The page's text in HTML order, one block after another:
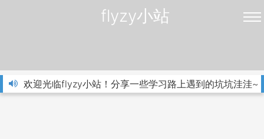
flyzy小站
欢迎光临flyzy小站！分享一些学习路上遇到的坑坑洼洼~